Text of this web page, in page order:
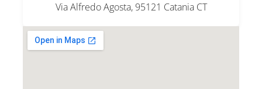
Via Alfredo Agosta, 95121 Catania CT